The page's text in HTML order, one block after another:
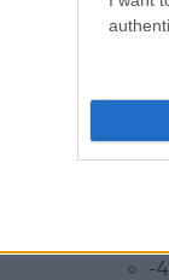
μελετών.
ώρες.
ήδη
-